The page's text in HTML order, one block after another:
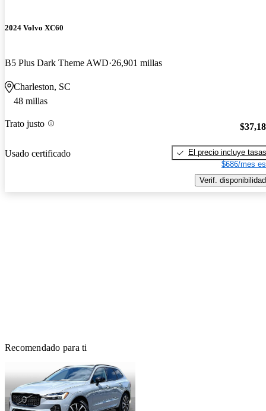
2024 Volvo XC60
B5 Plus Dark Theme AWD 26,901 millas
Charleston, SC
48 millas
Trato justo
Usado certificado
El precio incluye tasas
$686/mes
Verif. disponibilidad
Recomendado para ti